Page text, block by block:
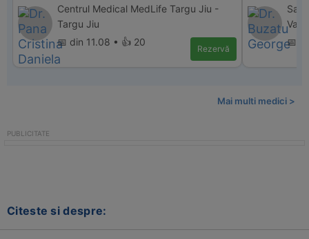
Centrul Medical MedLife Targu Jiu -
Targu Jiu
📅 din 11.08 • 👍 20
Rezervă
📅
Mai multi medici >
Citeste si despre: